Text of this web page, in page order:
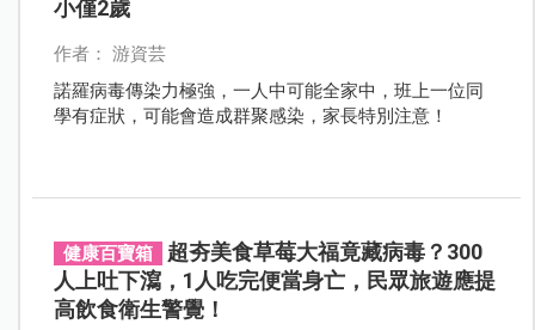
小僅2歲
作者： 游資芸
諾羅病毒傳染力極強，一人中可能全家中，班上一位同
學有症狀，可能會造成群聚感染，家長特別注意！
健康百寶箱
超夯美食草莓大福竟藏病毒？300
人上吐下瀉，1人吃完便當身亡，民眾旅遊應提
高飲食衛生警覺！